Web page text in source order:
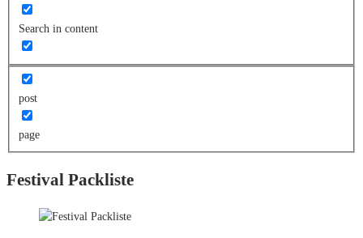
Search in content
post
page
Festival Packliste